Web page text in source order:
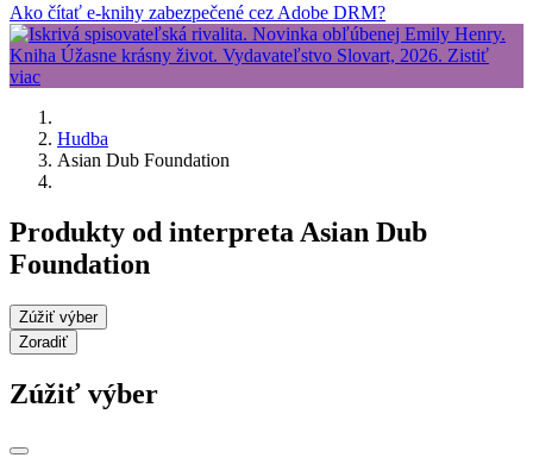
Ako čítať e-knihy zabezpečené cez Adobe DRM?
Hudba
Asian Dub Foundation
Produkty od interpreta Asian Dub
Foundation
Zúžiť výber
Zoradiť
Zúžiť výber